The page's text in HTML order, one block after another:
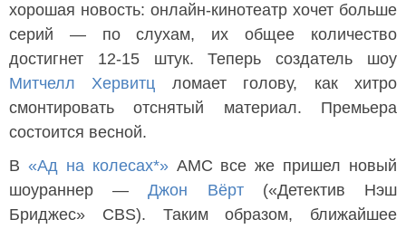
хорошая новость: онлайн-кинотеатр хочет больше
серий — по слухам, их общее количество
достигнет 12-15 штук. Теперь создатель шоу
Митчелл Хервитц ломает голову, как хитро
смонтировать отснятый материал. Премьера
состоится весной.
В «Ад на колесах*»AMC все же пришел новый
шоураннер —Джон Вёрт(«Детектив Нэш
Бриджес» CBS). Таким образом, ближайшее